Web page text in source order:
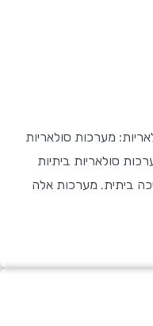
מערכות סולאריות
סולאריות ביתיות
ביתית. מערכות אלה